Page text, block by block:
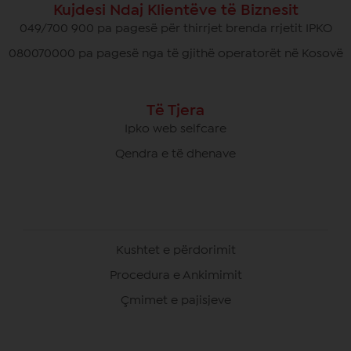
Kujdesi Ndaj Klientëve të Biznesit
049/700 900 pa pagesë për thirrjet brenda rrjetit IPKO
080070000 pa pagesë nga të gjithë operatorët në Kosovë
Të Tjera
Ipko web selfcare
Qendra e të dhenave
Kushtet e përdorimit
Procedura e Ankimimit
Çmimet e pajisjeve